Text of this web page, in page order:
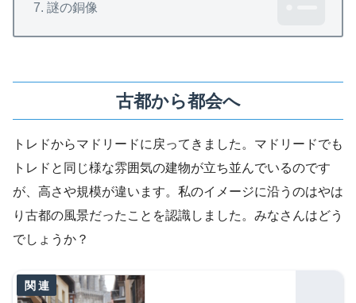
謎の銅像
古都から都会へ
トレドからマドリードに戻ってきました。マドリードでも
トレドと同じ様な雰囲気の建物が立ち並んでいるのです
が、高さや規模が違います。私のイメージに沿うのはやは
り古都の風景だったことを認識しました。みなさんはどう
でしょうか？